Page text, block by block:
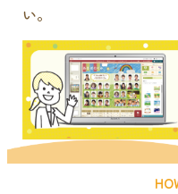
い。